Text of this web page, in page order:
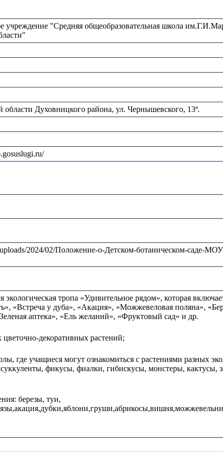
учреждение "Средняя общеобразовательная школа
Духовницкого района, ул. Чернышевского, 13ª.
uploads/2024/02/Положение-о-Детском-ботаническом-
тропа «Удивительное рядом», которая
«Встреча у дуба», «Акация», «Можжевеловая поляна»,
аптека», «Ель желаний», «Фруктовый сад» и др.
декоративных растений;
где учащиеся могут ознакомиться с растениями разных
фикусы, фиалки, гибискусы, монстеры, кактусы,
березы, туи,